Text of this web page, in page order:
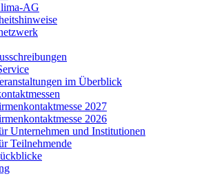
AG
im Überblick
2027
2026
Unternehmen und Institutionen
Teilnehmende